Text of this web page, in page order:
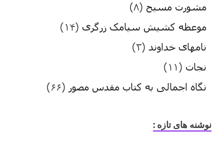
مشورت مسیح (۸)
موعظه کشیش سیامک زرگری (۱۴)
نامهای خداوند (۳)
نجات (۱۱)
نگاه اجمالی به کتاب مقدس مصور (۶۶)
نوشنه های تازه :